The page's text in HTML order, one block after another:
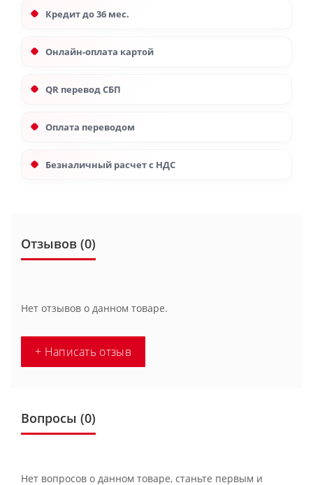
Кредит до 36 мес.
Онлайн-оплата картой
QR перевод СБП
Оплата переводом
Безналичный расчет с НДС
Отзывов (0)
Нет отзывов о данном товаре.
+ Написать отзыв
Вопросы (0)
Нет вопросов о данном товаре, станьте первым и